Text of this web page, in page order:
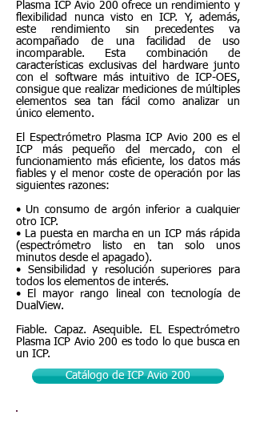
Plasma ICP Avio 200 ofrece un rendimiento y
flexibilidad nunca visto en ICP. Y, además,
este rendimiento sin precedentes va
acompañado de una facilidad de uso
incomparable. Esta combinación de
características exclusivas del hardware junto
con el software más intuitivo de ICP-OES,
consigue que realizar mediciones de múltiples
elementos sea tan fácil como analizar un
único elemento.
El Espectrómetro Plasma ICP Avio 200 es el
ICP más pequeño del mercado, con el
funcionamiento más eficiente, los datos más
fiables y el menor coste de operación por las
siguientes razones:
• Un consumo de argón inferior a cualquier
otro ICP.
• La puesta en marcha en un ICP más rápida
(espectrómetro listo en tan solo unos
minutos desde el apagado).
• Sensibilidad y resolución superiores para
todos los elementos de interés.
• El mayor rango lineal con tecnología de
DualView.
Fiable. Capaz. Asequible. EL Espectrómetro
Plasma ICP Avio 200 es todo lo que busca en
un ICP.
Catálogo de ICP Avio 200